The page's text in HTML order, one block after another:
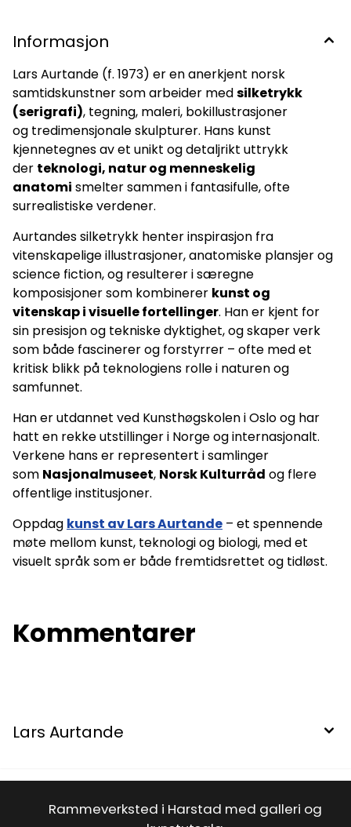
Informasjon
Lars Aurtande (f. 1973) er en anerkjent norsk
samtidskunstner som arbeider medsilketrykk
(serigrafi), tegning, maleri, bokillustrasjoner
og tredimensjonale skulpturer. Hans kunst
kjennetegnes av et unikt og detaljrikt uttrykk
der teknologi, natur og menneskelig
anatomi smelter sammen i fantasifulle, ofte
surrealistiske verdener.
Aurtandes silketrykk henter inspirasjon fra
vitenskapelige illustrasjoner, anatomiske plansjer og
science fiction, og resulterer i særegne
komposisjoner som kombinerer kunst og
vitenskap i visuelle fortellinger. Han er kjent for
sin presisjon og tekniske dyktighet, og skaper verk
som både fascinerer og forstyrrer – ofte med et
kritisk blikk på teknologiens rolle i naturen og
samfunnet.
Han er utdannet ved Kunsthøgskolen i Oslo og har
hatt en rekke utstillinger i Norge og internasjonalt.
Verkene hans er representert i samlinger
som Nasjonalmuseet, Norsk Kulturråd og flere
offentlige institusjoner.
Oppdag kunst av Lars Aurtande – et spennende
møte mellom kunst, teknologi og biologi, med et
visuelt språk som er både fremtidsrettet og tidløst.
Kommentarer
Lars Aurtande
Rammeverksted i Harstad med galleri og